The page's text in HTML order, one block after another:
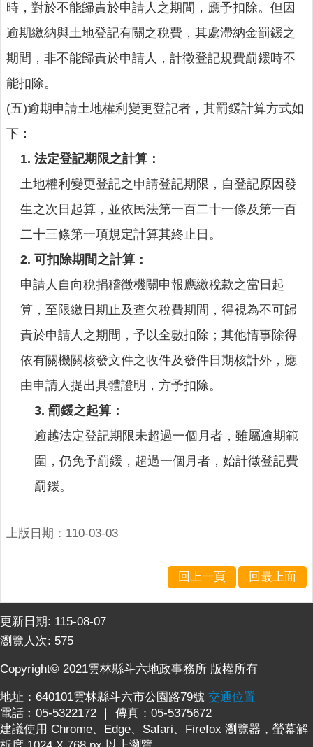
意
交
流
關
連
政
園
網
導
覽
檢
查
詢
English
首
頁
權
保
護
策
網
站
安
時，對於不能歸責於申請人之期間，應予扣除。但因
逾期繳納與土地登記有關之稅費，其處滯納金罰鍰之
期間，非不能歸責於申請人，計徵登記規費罰鍰時不
能扣除。
(五)逾期申請土地權利變更登記者，其罰鍰計算方式如
下：
1. 法定登記期限之計算：
土地權利變更登記之申請登記期限，自登記原因發
生之次日起算，並依民法第一百二十一條及第一百
二十三條第一項規定計算其終止日。
2. 可扣除期間之計算：
申請人自向稅捐稽徵機關申報應繳稅款之當日起
算，至限繳日期止及查欠稅費期間，得視為不可歸
責於申請人之期間，予以全數扣除；其他情事除得
依有關機關核發文件之收件及發件日期核計外，應
由申請人提出具體證明，方予扣除。
3. 罰鍰之起算：
逾越法定登記期限未超過一個月者，雖屬逾期範
圍，仍免予罰鍰，超過一個月者，始計徵登記費
罰鍰。
上版日期：110-03-03
回上一頁 回最上面
更新日期: 115-08-07
瀏覽人次: 575
Copyright© 2021雲林縣斗六地政事務所 版權所有
地址：640101雲林縣斗六市公園路79號 交通位置
電話︰05-5322172 ｜ 傳真：05-5375672
建議使用 Chrome、Edge、Safari、Firefox 瀏覽器，螢幕解